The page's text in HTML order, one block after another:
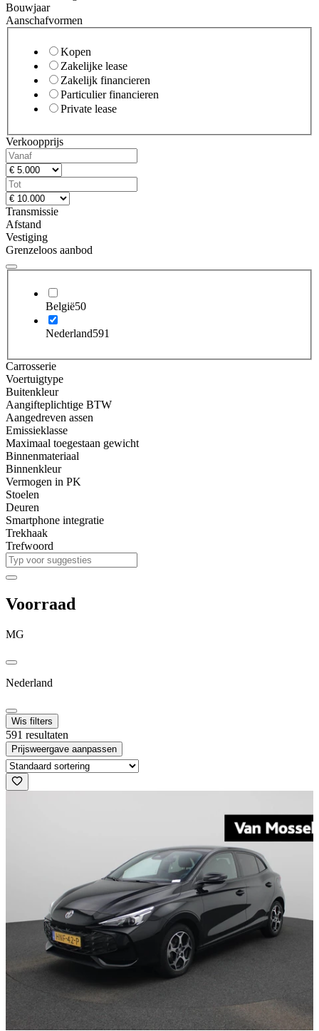
Bouwjaar
Aanschafvormen
Kopen
Zakelijke lease
Zakelijk financieren
Particulier financieren
Private lease
Verkoopprijs
Transmissie
Afstand
Vestiging
Grenzeloos aanbod
België50
Nederland591
Carrosserie
Voertuigtype
Buitenkleur
Aangifteplichtige BTW
Aangedreven assen
Emissieklasse
Maximaal toegestaan gewicht
Binnenmateriaal
Binnenkleur
Vermogen in PK
Stoelen
Deuren
Smartphone integratie
Trekhaak
Trefwoord
Voorraad
MG
Nederland
Wis filters
591 resultaten
Prijsweergave aanpassen